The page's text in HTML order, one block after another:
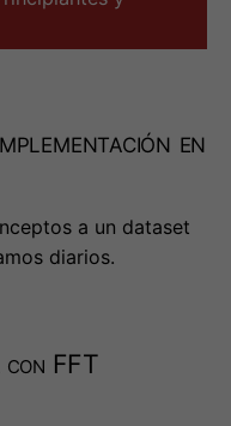
en
diarios.
con FFT
fftfreq
as plt